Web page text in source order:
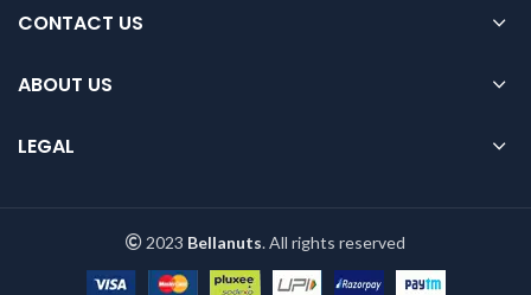
CONTACT US
ABOUT US
LEGAL
2023 Bellanuts. All rights reserved